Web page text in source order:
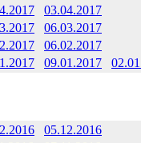
03.04.2017
06.03.2017
06.02.2017
09.01.2017
05.12.2016